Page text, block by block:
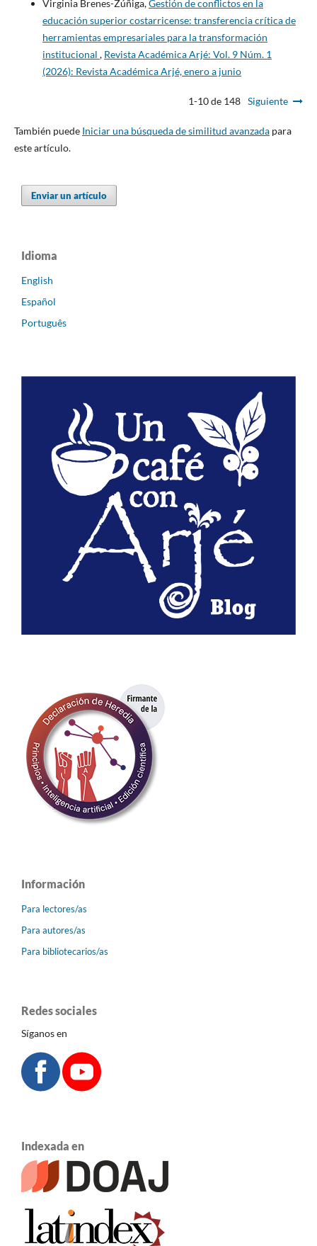
Virginia Brenes-Zúñiga,Gestión de conflictos en la
educación superior costarricense: transferencia crítica de
herramientas empresariales para la transformación
institucional , Revista Académica Arjé: Vol. 9 Núm. 1
(2026): Revista Académica Arjé, enero a junio
1-10 de 148 Siguiente
También puede Iniciar una búsqueda de similitud avanzadapara
este artículo.
Enviar un artículo
Idioma
English
Español
Português
Información
Para lectores/as
Para autores/as
Para bibliotecarios/as
Redes sociales
Síganos en
Indexada en